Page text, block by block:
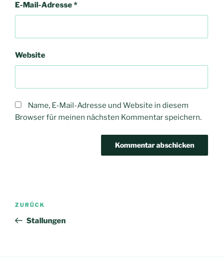
E-Mail-Adresse*
Website
Name, E-Mail-Adresse und Website in diesem
Browser für meinen nächsten Kommentar speichern.
Beitragsnavigation
Vorheriger
Beitrag
ZURÜCK
Stallungen